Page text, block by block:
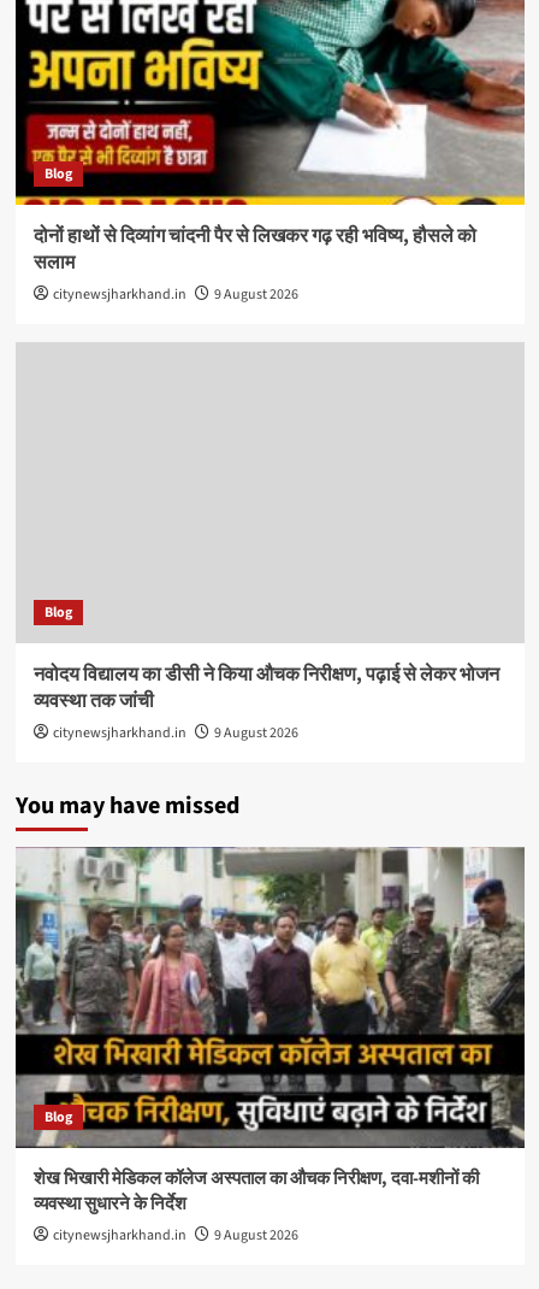
Blog
दोनों हाथों से दिव्यांग चांदनी पैर से लिखकर गढ़ रही भविष्य, हौसले को
सलाम
citynewsjharkhand.in 9 August 2026
Blog
नवोदय विद्यालय का डीसी ने किया औचक निरीक्षण, पढ़ाई से लेकर भोजन
व्यवस्था तक जांची
citynewsjharkhand.in 9 August 2026
You may have missed
Blog
शेख भिखारी मेडिकल कॉलेज अस्पताल का औचक निरीक्षण, दवा-मशीनों की
व्यवस्था सुधारने के निर्देश
citynewsjharkhand.in 9 August 2026